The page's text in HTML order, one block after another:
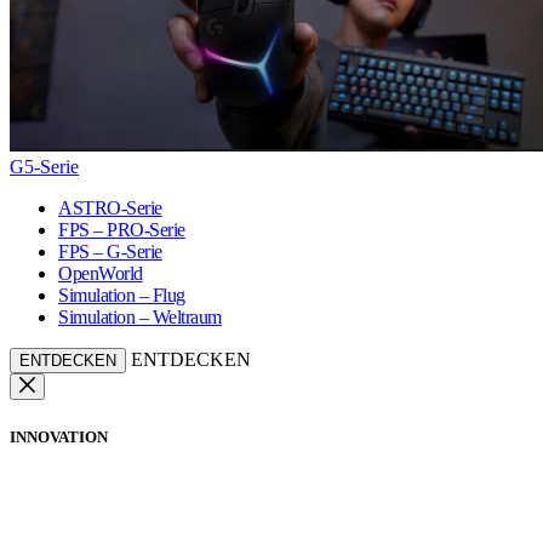
G5-Serie
ASTRO-Serie
FPS – PRO-Serie
FPS – G-Serie
OpenWorld
Simulation – Flug
Simulation – Weltraum
ENTDECKEN ENTDECKEN
INNOVATION